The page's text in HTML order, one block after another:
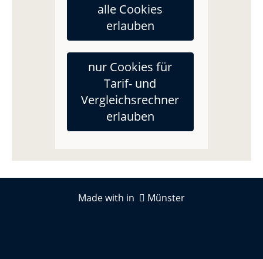
alle Cookies
erlauben
nur Cookies für
Tarif- und
Vergleichsrechner
erlauben
Made with in Münster